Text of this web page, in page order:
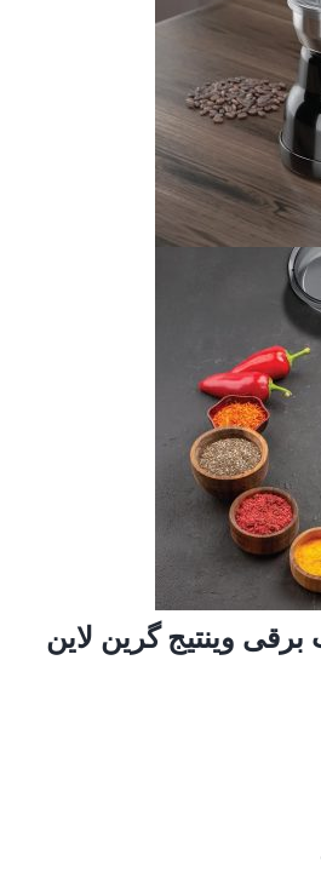
وینتیج گرین لاین